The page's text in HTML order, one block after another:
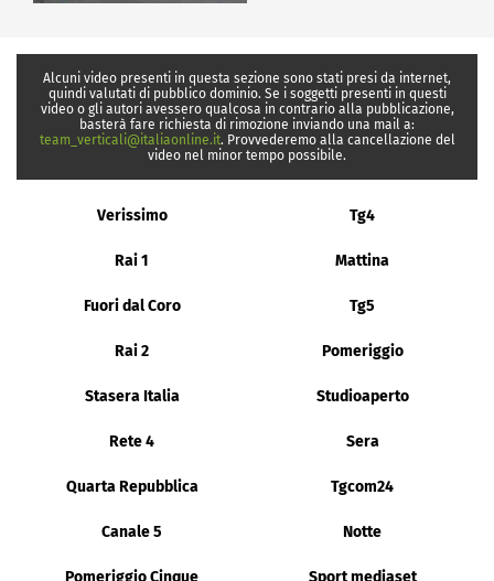
Alcuni video presenti in questa sezione sono stati presi da internet,
quindi valutati di pubblico dominio. Se i soggetti presenti in questi
video o gli autori avessero qualcosa in contrario alla pubblicazione,
basterà fare richiesta di rimozione inviando una mail a:
team_verticali@italiaonline.it. Provvederemo alla cancellazione del
video nel minor tempo possibile.
Verissimo Tg4
Rai 1 Mattina
Fuori dal Coro Tg5
Rai 2 Pomeriggio
Stasera Italia Studioaperto
Rete 4 Sera
Quarta Repubblica Tgcom24
Canale 5 Notte
Pomeriggio Cinque Sport mediaset